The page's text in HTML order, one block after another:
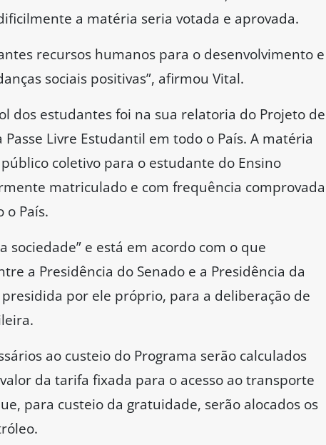
a matéria seria votada e aprovada.
recursos humanos para o desenvolvimento e
sociais positivas”, afirmou Vital.
dos estudantes foi na sua relatoria do Projeto de
Livre Estudantil em todo o País. A matéria
coletivo para o estudante do Ensino
matriculado e com frequência comprovada
País.
sociedade” e está em acordo com o que
a Presidência do Senado e a Presidência da
presidida por ele próprio, para a deliberação de
ao custeio do Programa serão calculados
da tarifa fixada para o acesso ao transporte
para custeio da gratuidade, serão alocados os